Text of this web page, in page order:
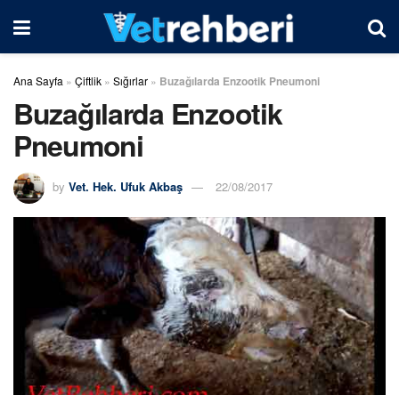
Ana Sayfa » Çiftlik » Sığırlar » Buzağılarda Enzootik Pneumoni
Buzağılarda Enzootik
Pneumoni
by Vet. Hek. Ufuk Akbaş 22/08/2017